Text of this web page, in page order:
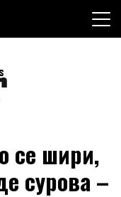
се шири,
сурова –